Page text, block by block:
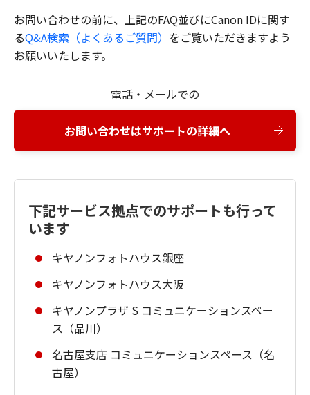
お問い合わせの前に、上記のFAQ並びにCanon IDに関す
るQ&A検索（よくあるご質問） をご覧いただきますよう
お願いいたします。
電話・メールでの
お問い合わせはサポートの詳細へ
下記サービス拠点でのサポートも行って
います
キヤノンフォトハウス銀座
キヤノンフォトハウス大阪
キヤノンプラザ S コミュニケーションスペー
ス（品川）
名古屋支店 コミュニケーションスペース（名
古屋）